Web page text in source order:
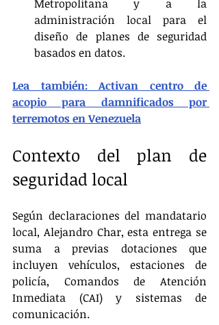
Metropolitana y a la
administración local para el
diseño de planes de seguridad
basados en datos.
Lea también: Activan centro de
acopio para damnificados por
terremotos en Venezuela
Contexto del plan de
seguridad local
Según declaraciones del mandatario
local, Alejandro Char, esta entrega se
suma a previas dotaciones que
incluyen vehículos, estaciones de
policía, Comandos de Atención
Inmediata (CAI) y sistemas de
comunicación.